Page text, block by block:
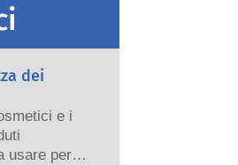
dei
e i
usare per le